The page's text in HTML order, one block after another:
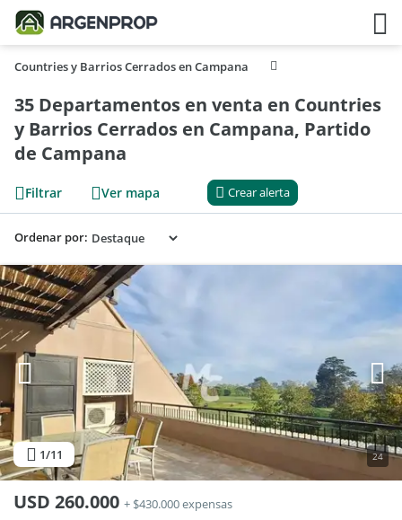
Countries y Barrios Cerrados en Campana
35 Departamentos en venta en Countries
y Barrios Cerrados en Campana, Partido
de Campana
Filtrar Ver mapa Crear alerta
Ordenar por:
1/11 24
USD 260.000 + $430.000 expensas